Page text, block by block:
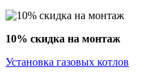
10% скидка на монтаж
Установка газовых котлов